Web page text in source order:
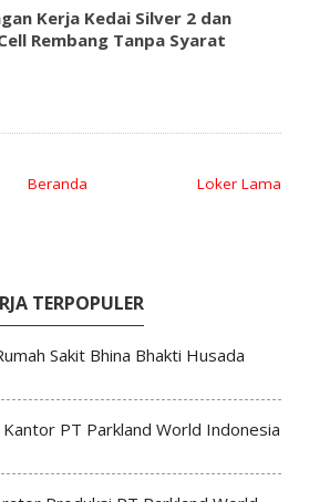
Kerja Kedai Silver 2 dan
Rembang Tanpa Syarat
Loker Lama
Beranda
TERPOPULER
Sakit Bhina Bhakti Husada
PT Parkland World Indonesia